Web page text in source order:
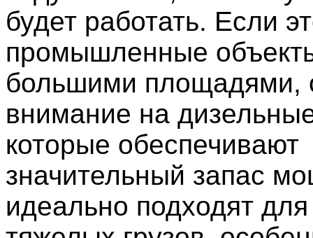
будет работать. Если
промышленные
большими площадями,
внимание на
которые обеспечивают
значительный запас
идеально подходят